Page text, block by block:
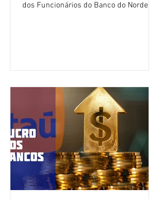
dos Funcionários do Banco do Nordeste
negociação encerrou a discussão das
cláusulas econômicas e sindicais da
minuta, e a representação dos
funcionários cobrou que o banco
apresente uma proposta c